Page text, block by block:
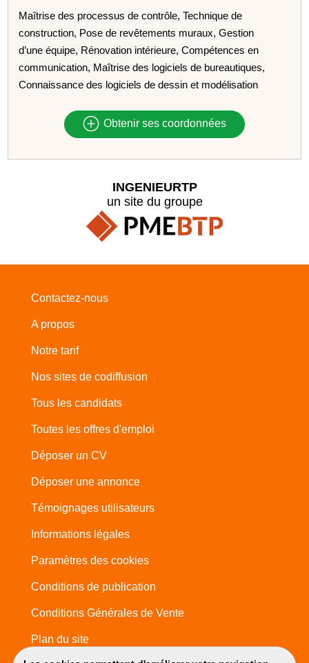
Maîtrise des processus de contrôle, Technique de
construction, Pose de revêtements muraux, Gestion
d’une équipe, Rénovation intérieure, Compétences en
communication, Maîtrise des logiciels de bureautiques,
Connaissance des logiciels de dessin et modélisation
Obtenir ses coordonnées
INGENIEURTP
un site du groupe
Contactez-nous
A propos
Notre tarif
Nos sites de codiffusion
Tous les candidats
Toutes les offres d'emploi
Déposer un CV
Déposer une annonce
Témoignages utilisateurs
Informations légales
Paramètres des cookies
Conditions de publication
Conditions Générales de Vente
Plan du site